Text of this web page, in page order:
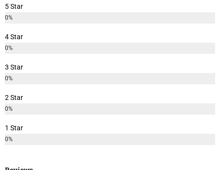
5 Star
0%
4 Star
0%
3 Star
0%
2 Star
0%
1 Star
0%